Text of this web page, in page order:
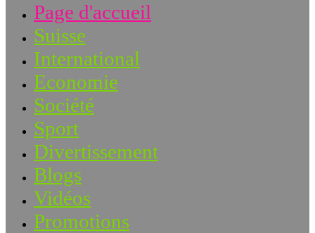
Page d'accueil
Suisse
International
Economie
Société
Sport
Divertissement
Blogs
Vidéos
Promotions